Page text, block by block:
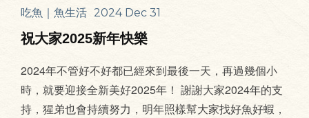
吃魚｜魚生活 2024 Dec 31
祝大家2025新年快樂
2024年不管好不好都已經來到最後一天，再過幾個小
時，就要迎接全新美好2025年！ 謝謝大家2024年的支
持，猩弟也會持續努力，明年照樣幫大家找好魚好蝦，